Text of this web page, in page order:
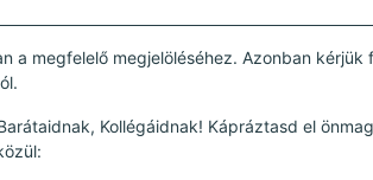
megfelelő megjelöléséhez. Azonban kérjük
Kollégáidnak! Kápráztasd el